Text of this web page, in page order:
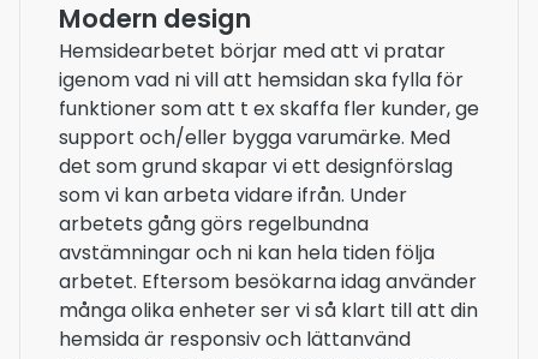
Modern design
Hemsidearbetet börjar med att vi pratar
igenom vad ni vill att hemsidan ska fylla för
funktioner som att t ex skaffa fler kunder, ge
support och/eller bygga varumärke. Med
det som grund skapar vi ett designförslag
som vi kan arbeta vidare ifrån. Under
arbetets gång görs regelbundna
avstämningar och ni kan hela tiden följa
arbetet. Eftersom besökarna idag använder
många olika enheter ser vi så klart till att din
hemsida är responsiv och lättanvänd